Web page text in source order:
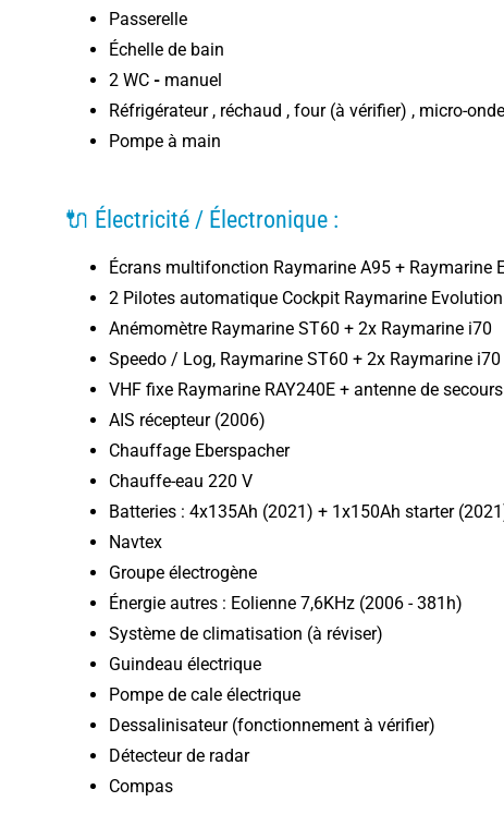
Passerelle
Échelle de bain
2 WC - manuel
Réfrigérateur , réchaud , four (à vérifier) , micro-
Pompe à main
🔌 Électricité / Électronique :
Écrans multifonction Raymarine A95 + Raymarine
2 Pilotes automatique Cockpit Raymarine
Anémomètre Raymarine ST60 + 2x Raymarine i70
Speedo / Log, Raymarine ST60 + 2x Raymarine i70
VHF fixe Raymarine RAY240E + antenne de secours
AIS récepteur (2006)
Chauffage Eberspacher
Chauffe-eau 220 V
Batteries : 4x135Ah (2021) + 1x150Ah starter
Navtex
Groupe électrogène
Énergie autres : Eolienne 7,6KHz (2006 - 381h)
Système de climatisation (à réviser)
Guindeau électrique
Pompe de cale électrique
Dessalinisateur (fonctionnement à vérifier)
Détecteur de radar
Compas